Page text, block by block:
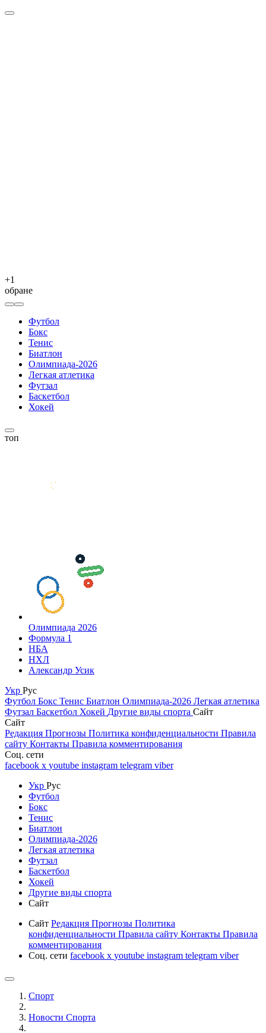
+1
обране
Футбол
Бокс
Тенис
Биатлон
Олимпиада-2026
Легкая атлетика
Футзал
Баскетбол
Хокей
топ
Олимпиада 2026
Формула 1
НБА
НХЛ
Александр Усик
Укр Рус
Футбол Бокс Тенис Биатлон Олимпиада-2026 Легкая атлетика
Футзал Баскетбол Хокей Другие виды спорта Сайт
Сайт
Редакция Прогнозы Политика конфиденциальности Правила
сайту Контакты Правила комментирования
Соц. сети
facebook x youtube instagram telegram viber
Укр Рус
Футбол
Бокс
Тенис
Биатлон
Олимпиада-2026
Легкая атлетика
Футзал
Баскетбол
Хокей
Другие виды спорта
Сайт
Сайт Редакция Прогнозы Политика
конфиденциальности Правила сайту Контакты Правила
комментирования
Соц. сети facebook x youtube instagram telegram viber
Спорт
Новости Cпорта